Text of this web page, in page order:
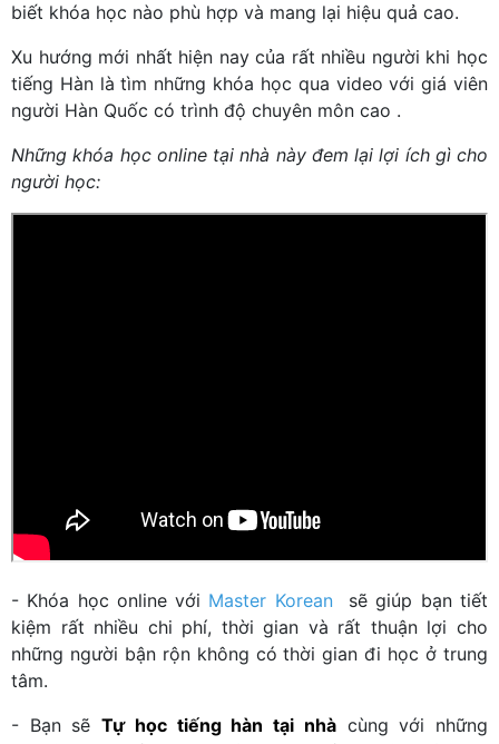
biết khóa học nào phù hợp và mang lại hiệu quả cao.
Xu hướng mới nhất hiện nay của rất nhiều người khi học
tiếng Hàn là tìm những khóa học qua video với giá viên
người Hàn Quốc có trình độ chuyên môn cao .
Những khóa học online tại nhà này đem lại lợi ích gì cho
người học:
- Khóa học online với Master Korean
sẽ giúp bạn tiết
kiệm rất nhiều chi phí, thời gian và rất thuận lợi cho
những người bận rộn không có thời gian đi học ở trung
tâm.
- Bạn sẽ Tự học tiếng hàn tại nhàcùng với những